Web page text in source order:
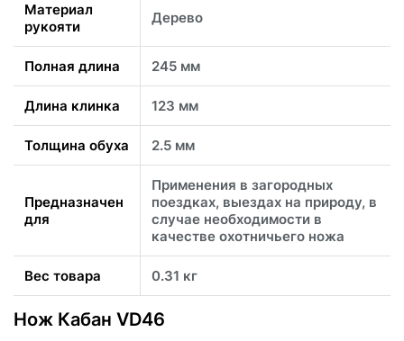
Материал
рукояти
Дерево
Полная длина 245 мм
Длина клинка 123 мм
Толщина обуха 2.5 мм
Предназначен
для
Применения в загородных
поездках, выездах на природу, в
случае необходимости в
качестве охотничьего ножа
Вес товара 0.31 кг
Нож Кабан VD46